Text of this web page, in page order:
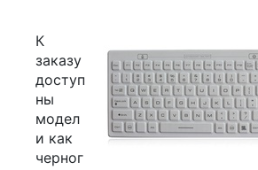
К
заказу
доступ
ны
модел
и как
черног